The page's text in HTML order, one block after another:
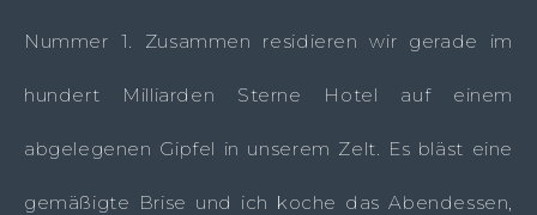
Nummer 1. Zusammen residieren wir gerade im
hundert Milliarden Sterne Hotel auf einem
abgelegenen Gipfel in unserem Zelt. Es bläst eine
gemäßigte Brise und ich koche das Abendessen,